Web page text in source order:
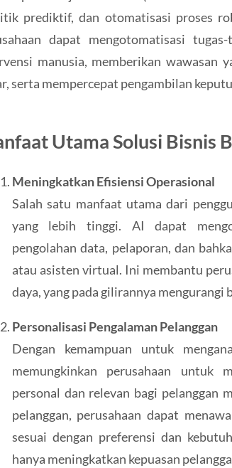
prediktif, dan otomatisasi proses
dapat mengotomatisasi
manusia, memberikan wawasan
serta mempercepat pengambilan
Utama Solusi Bisnis
Meningkatkan Efisiensi Operasional
Salah satu manfaat utama dari
yang lebih tinggi. AI dapat
pengolahan data, pelaporan, dan
atau asisten virtual. Ini membantu
daya, yang pada gilirannya mengurangi
Personalisasi Pengalaman Pelanggan
Dengan kemampuan untuk
memungkinkan perusahaan untuk
personal dan relevan bagi pelanggan
pelanggan, perusahaan dapat
sesuai dengan preferensi dan
hanya meningkatkan kepuasan